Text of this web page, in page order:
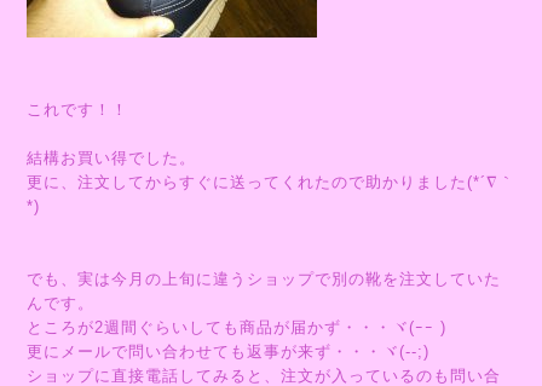
これです！！
結構お買い得でした。
更に、注文してからすぐに送ってくれたので助かりました(*´∇｀
*)
でも、実は今月の上旬に違うショップで別の靴を注文していた
んです。
ところが2週間ぐらいしても商品が届かず・・・ヾ(ｰｰ )
更にメールで問い合わせても返事が来ず・・・ヾ(--;)
ショップに直接電話してみると、注文が入っているのも問い合